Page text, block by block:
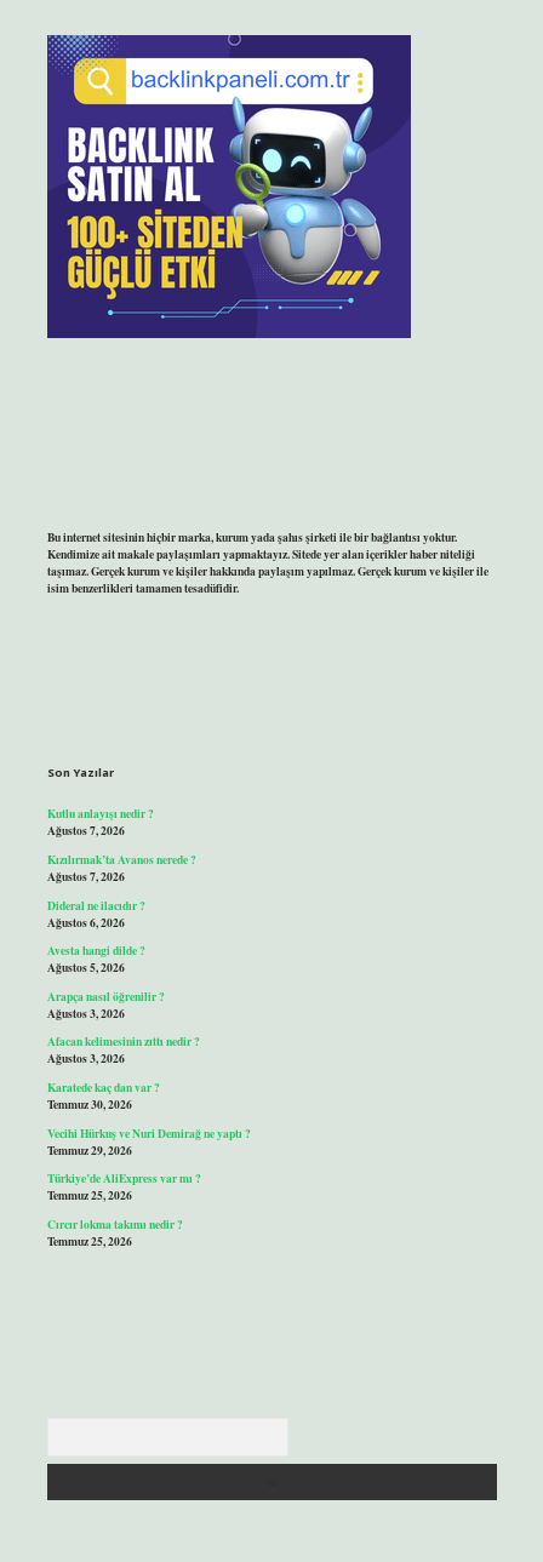
Bu internet sitesinin hiçbir marka, kurum yada şahıs şirketi ile bir bağlantısı yoktur.
Kendimize ait makale paylaşımları yapmaktayız. Sitede yer alan içerikler haber niteliği
taşımaz. Gerçek kurum ve kişiler hakkında paylaşım yapılmaz. Gerçek kurum ve kişiler ile
isim benzerlikleri tamamen tesadüfidir.
Son Yazılar
Kutlu anlayışı nedir ?
Ağustos 7, 2026
Kızılırmak’ta Avanos nerede ?
Ağustos 7, 2026
Dideral ne ilacıdır ?
Ağustos 6, 2026
Avesta hangi dilde ?
Ağustos 5, 2026
Arapça nasıl öğrenilir ?
Ağustos 3, 2026
Afacan kelimesinin zıttı nedir ?
Ağustos 3, 2026
Karatede kaç dan var ?
Temmuz 30, 2026
Vecihi Hürkuş ve Nuri Demirağ ne yaptı ?
Temmuz 29, 2026
Türkiye’de AliExpress var mı ?
Temmuz 25, 2026
Cırcır lokma takımı nedir ?
Temmuz 25, 2026